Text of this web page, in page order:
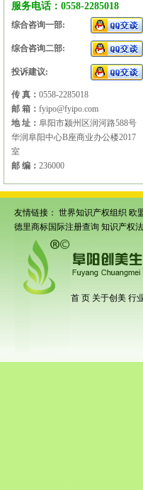
服务电话：0558-2285018
综合咨询一部:
综合咨询二部:
投诉建议:
传 真： 0558-2285018
邮 箱： fyipo@fyipo.com
地 址： 阜阳市颍州区润河路588号
华润阜阳中心B座商业办公楼2017
室
邮 编： 236000
友情链接： 世界知识产权组织 欧
德里商标国际注册查询 知识产权
首 页 关于创美 行